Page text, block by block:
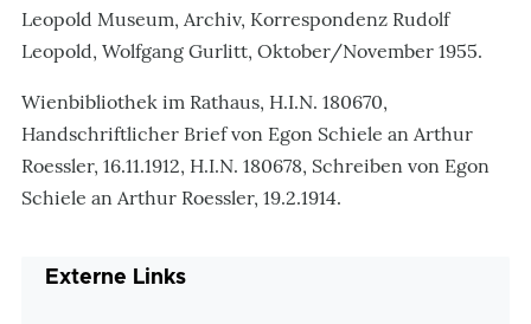
Leopold Museum, Archiv, Korrespondenz Rudolf
Leopold, Wolfgang Gurlitt, Oktober/November 1955.
Wienbibliothek im Rathaus, H.I.N. 180670,
Handschriftlicher Brief von Egon Schiele an Arthur
Roessler, 16.11.1912, H.I.N. 180678, Schreiben von Egon
Schiele an Arthur Roessler, 19.2.1914.
Externe Links